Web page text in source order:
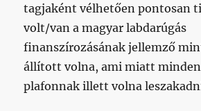
tagjaként vélhetően pontosan
volt/van a magyar labdarúgás
finanszírozásának jellemző
állított volna, ami miatt
plafonnak illett volna